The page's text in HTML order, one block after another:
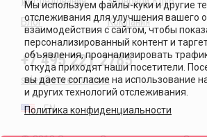
Блог
Компания
+7 495 221 2785
sales@sovecon.com
EN
Политика конфиденциальности